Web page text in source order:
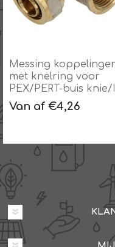
Messing
met knelring voor
PEX/PERT-buis knie/
Van af €4,26